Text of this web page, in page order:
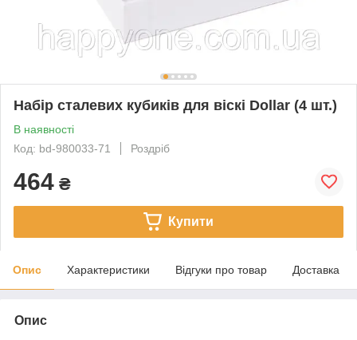
Набір сталевих кубиків для віскі Dollar (4 шт.)
В наявності
Код: bd-980033-71
Роздріб
464 ₴
Купити
Опис Характеристики Відгуки про товар Доставка
Опис